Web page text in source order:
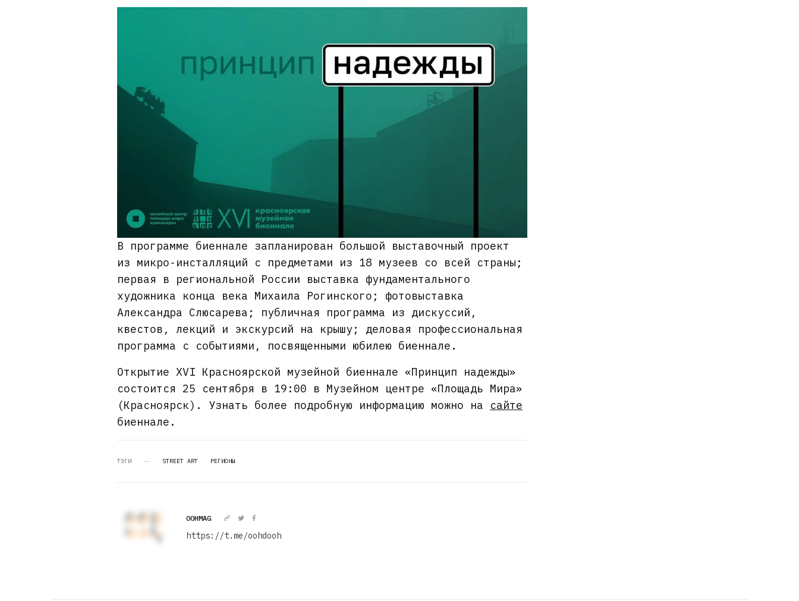
В программе биеннале запланирован большой выставочный проект
из микро-инсталляций с предметами из 18 музеев со всей страны;
первая в региональной России выставка фундаментального
художника конца века Михаила Рогинского; фотовыставка
Александра Слюсарева; публичная программа из дискуссий,
квестов, лекций и экскурсий на крышу; деловая профессиональная
программа с событиями, посвященными юбилею биеннале.
Открытие XVI Красноярской музейной биеннале «Принцип надежды»
состоится 25 сентября в 19:00 в Музейном центре «Площадь Мира»
(Красноярск). Узнать более подробную информацию можно на сайте
биеннале.
ТЭГИ STREET ART РЕГИОНЫ
OOHMAG
https://t.me/oohdooh